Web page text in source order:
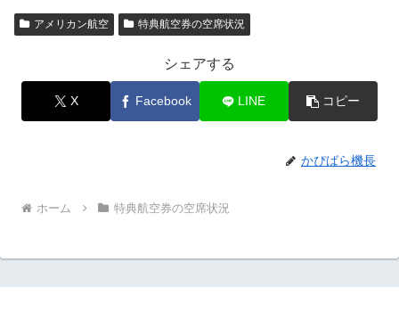
アメリカン航空 特典航空券の空席状況
シェアする
X Facebook LINE コピー
かぴばら機長
ホーム 特典航空券の空席状況